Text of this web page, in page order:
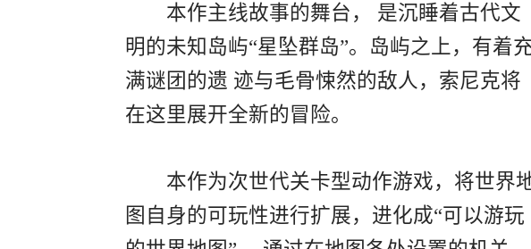
本作主线故事的舞台， 是沉睡着古代文
明的未知岛屿“星坠群岛”。岛屿之上，有着
满谜团的遗 迹与毛骨悚然的敌人，索尼克将
在这里展开全新的冒险。
本作为次世代关卡型动作游戏，将世界
图自身的可玩性进行扩展，进化成“可以游玩